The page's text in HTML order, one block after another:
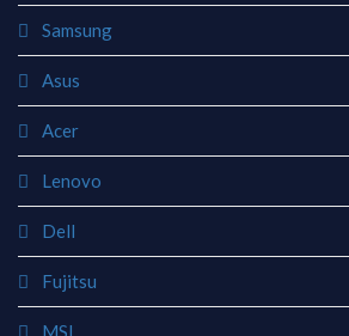
Samsung
Asus
Acer
Lenovo
Dell
Fujitsu
MSI